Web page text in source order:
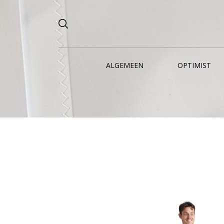
ALGEMEEN OPTIMIST